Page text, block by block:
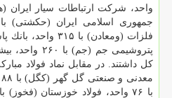
پتروشیمی جم